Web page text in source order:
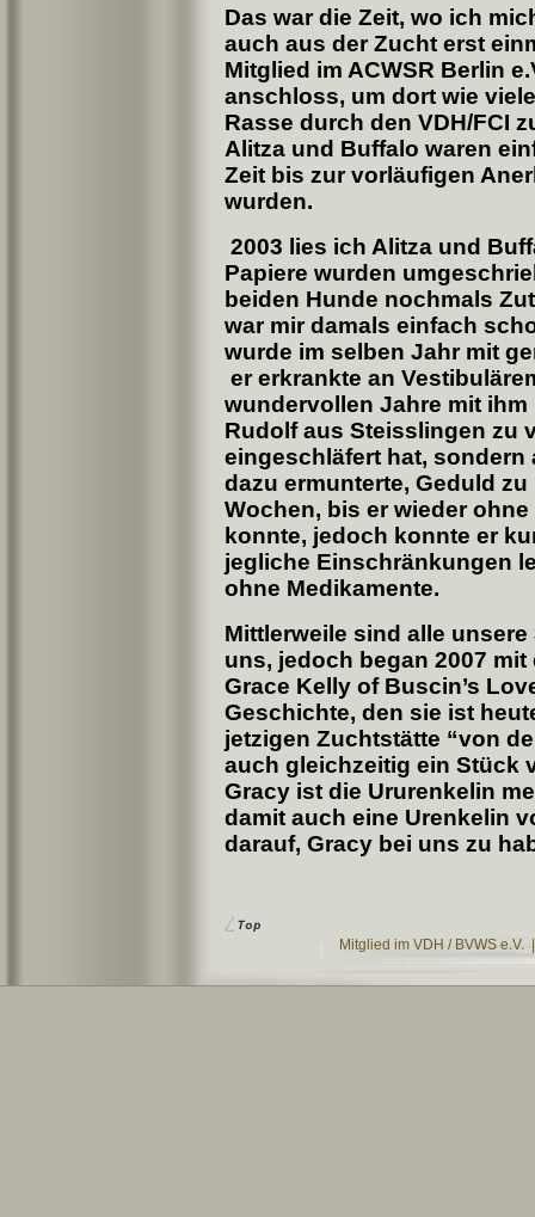
Das war die Zeit, wo ich
auch aus der Zucht erst
Mitglied im ACWSR Berlin
anschloss, um dort wie
Rasse durch den VDH/FCI
Alitza und Buffalo waren
Zeit bis zur vorläufigen
wurden.
2003 lies ich Alitza und
Papiere wurden
beiden Hunde nochmals
war mir damals einfach
wurde im selben Jahr mit
er erkrankte an
wundervollen Jahre mit ihm
Rudolf aus Steisslingen zu
eingeschläfert hat,
dazu ermunterte, Geduld
Wochen, bis er wieder
konnte, jedoch konnte er
jegliche Einschränkungen
ohne Medikamente.
Mittlerweile sind alle
uns, jedoch began 2007
Grace Kelly of Buscin’s
Geschichte, den sie ist
jetzigen Zuchtstätte “von
auch gleichzeitig ein Stück
Gracy ist die Ururenkelin
damit auch eine Urenkelin
darauf, Gracy bei uns zu
Mitglied im VDH / BVWS e.V.